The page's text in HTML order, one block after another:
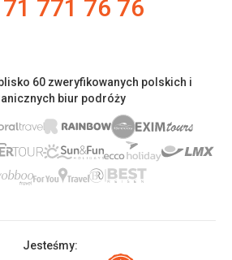
771 76 76
60 zweryfikowanych polskich i
biur podróży
Jesteśmy: